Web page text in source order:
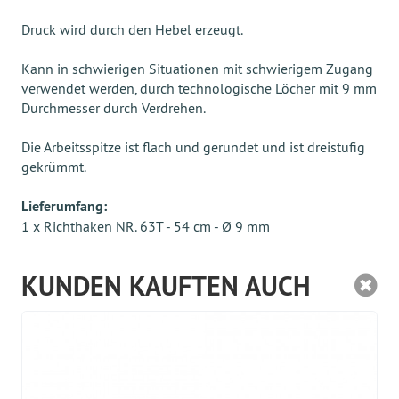
Druck wird durch den Hebel erzeugt.
Kann in schwierigen Situationen mit schwierigem Zugang
verwendet werden, durch technologische Löcher mit 9 mm
Durchmesser durch Verdrehen.
Die Arbeitsspitze ist flach und gerundet und ist dreistufig
gekrümmt.
Lieferumfang:
1 x Richthaken NR. 63T - 54 cm - Ø 9 mm
KUNDEN KAUFTEN AUCH